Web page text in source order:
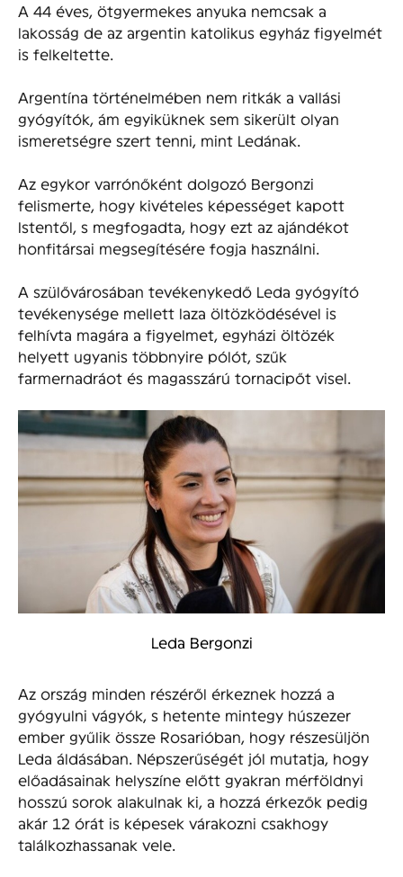
A 44 éves, ötgyermekes anyuka nemcsak a
lakosság de az argentin katolikus egyház figyelmét
is felkeltette.
Argentína történelmében nem ritkák a vallási
gyógyítók, ám egyiküknek sem sikerült olyan
ismeretségre szert tenni, mint Ledának.
Az egykor varrónőként dolgozó Bergonzi
felismerte, hogy kivételes képességet kapott
Istentől, s megfogadta, hogy ezt az ajándékot
honfitársai megsegítésére fogja használni.
A szülővárosában tevékenykedő Leda gyógyító
tevékenysége mellett laza öltözködésével is
felhívta magára a figyelmet, egyházi öltözék
helyett ugyanis többnyire pólót, szűk
farmernadráot és magasszárú tornacipőt visel.
Leda Bergonzi
Az ország minden részéről érkeznek hozzá a
gyógyulni vágyók, s hetente mintegy húszezer
ember gyűlik össze Rosarióban, hogy részesüljön
Leda áldásában. Népszerűségét jól mutatja, hogy
előadásainak helyszíne előtt gyakran mérföldnyi
hosszú sorok alakulnak ki, a hozzá érkezők pedig
akár 12 órát is képesek várakozni csakhogy
találkozhassanak vele.